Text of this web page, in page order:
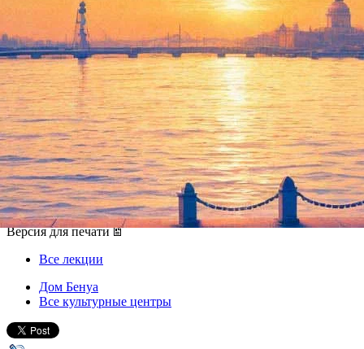
Знаменитые петербуржцы
глазами телередактора.
Лекция Ирины Таймановой
14 марта 2012, среда,19.00
Версия для печати
Все лекции
Дом Бенуа
Все культурные центры